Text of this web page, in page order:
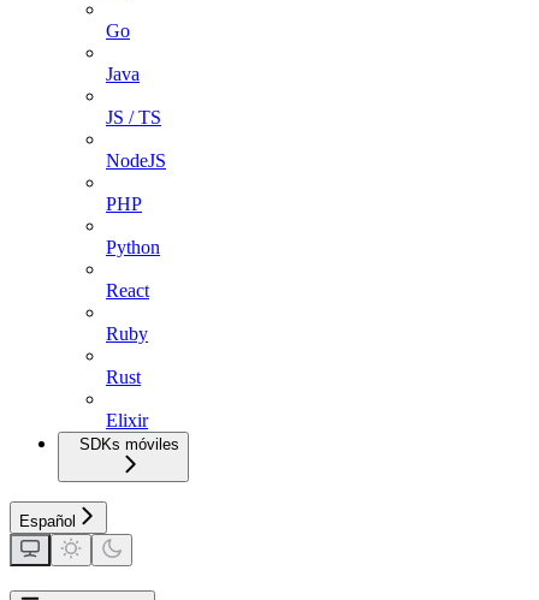
Go
Java
JS / TS
NodeJS
PHP
Python
React
Ruby
Rust
Elixir
SDKs móviles
Español